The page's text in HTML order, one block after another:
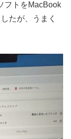
フトをMacBook
たが、うまく